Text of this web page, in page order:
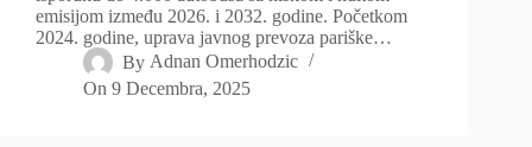
emisijom između 2026. i 2032. godine. Početkom
2024. godine, uprava javnog prevoza pariške…
By Adnan Omerhodzic
On 9 Decembra, 2025